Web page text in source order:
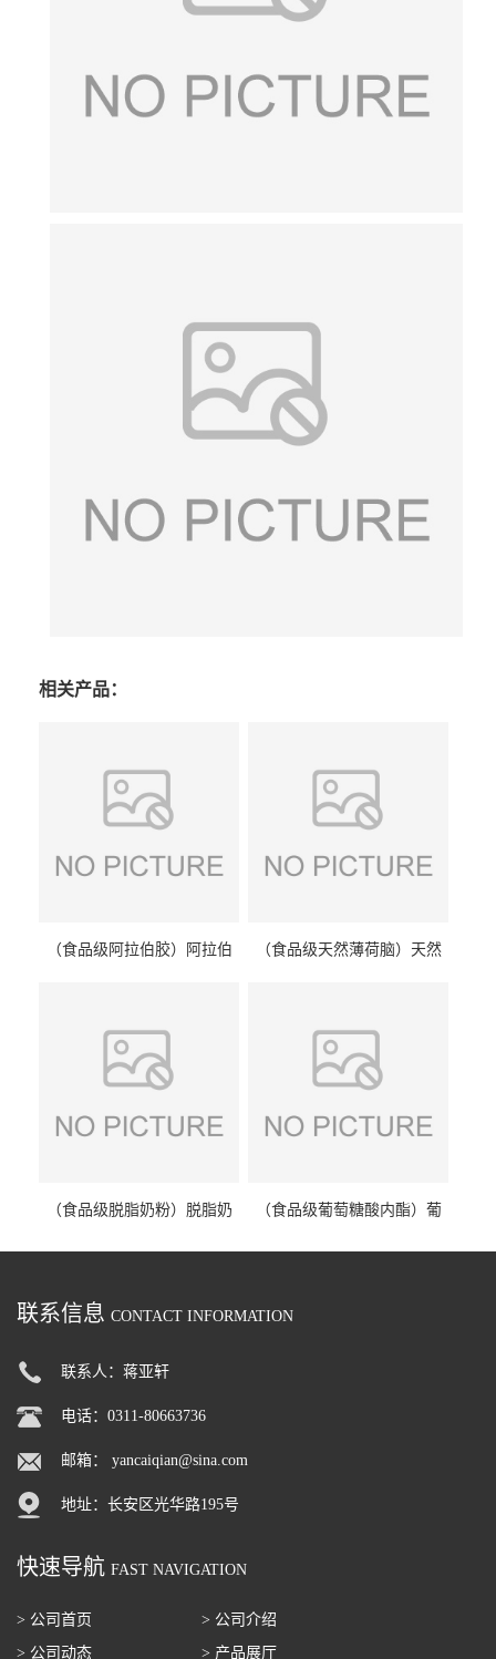
相关产品：
（食品级阿拉伯胶）阿拉伯
（食品级天然薄荷脑）天然
（食品级脱脂奶粉）脱脂奶
（食品级葡萄糖酸内酯）葡
联系信息 CONTACT INFORMATION
联系人：蒋亚轩
电话：0311-80663736
邮箱： yancaiqian@sina.com
地址：长安区光华路195号
快速导航 FAST NAVIGATION
> 公司首页
> 公司介绍
> 公司动态
> 产品展厅